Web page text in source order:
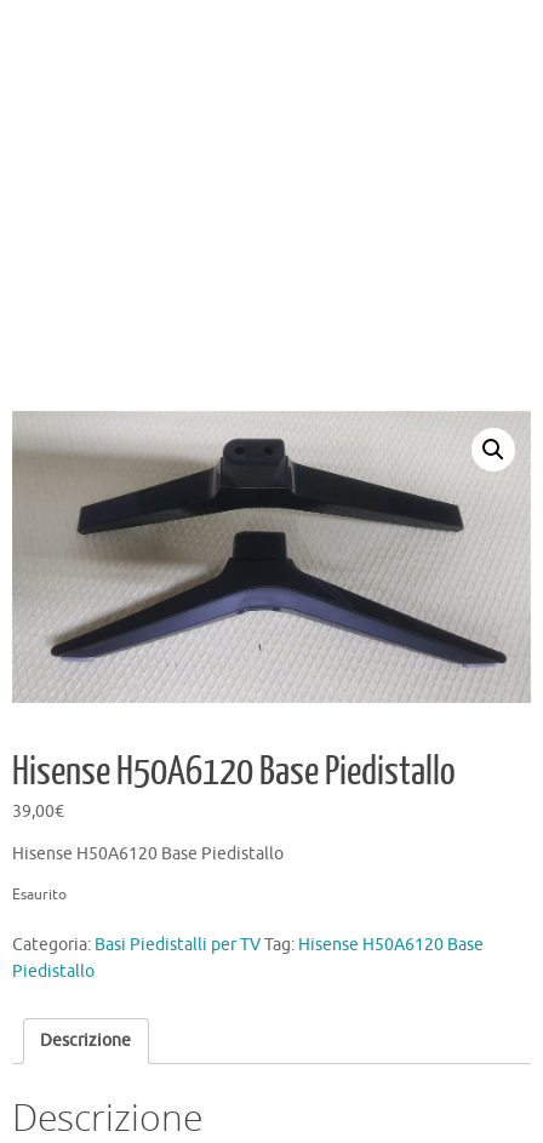
Hisense H50A6120 Base Piedistallo
39,00€
Hisense H50A6120 Base Piedistallo
Esaurito
Categoria: Basi Piedistalli per TVTag: Hisense H50A6120 Base
Piedistallo
Descrizione
Descrizione